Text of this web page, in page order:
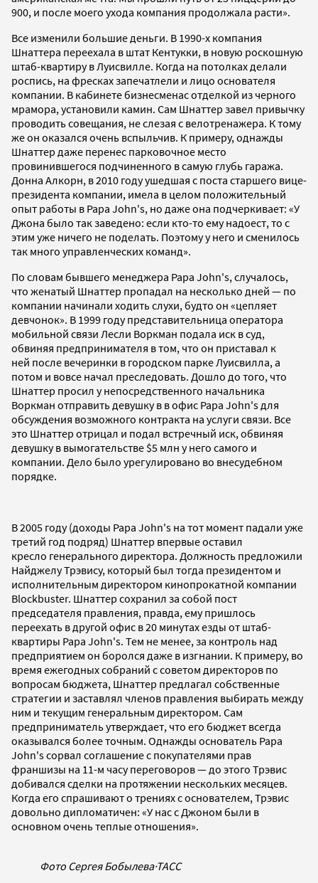
900, и после моего ухода компания продолжала расти».
Все изменили большие деньги. В 1990-х компания
Шнаттера переехала в штат Кентукки, в новую роскошную
штаб-квартиру в Луисвилле. Когда на потолках делали
роспись, на фресках запечатлели и лицо основателя
компании. В кабинете бизнесменас отделкой из черного
мрамора, установили камин. Сам Шнаттер завел привычку
проводить совещания, не слезая с велотренажера. К тому
же он оказался очень вспыльчив. К примеру, однажды
Шнаттер даже перенес парковочное место
провинившегося подчиненного в самую глубь гаража.
Донна Алкорн, в 2010 году ушедшая с поста старшего вице-
президента компании, имела в целом положительный
опыт работы в Papa John's, но даже она подчеркивает: «У
Джона было так заведено: если кто-то ему надоест, то с
этим уже ничего не поделать. Поэтому у него и сменилось
так много управленческих команд».
По словам бывшего менеджера Papa John's, случалось,
что женатый Шнаттер пропадал на несколько дней — по
компании начинали ходить слухи, будто он «цепляет
девчонок». В 1999 году представительница оператора
мобильной связи Лесли Воркман подала иск в суд,
обвиняя предпринимателя в том, что он приставал к
ней после вечеринки в городском парке Луисвилла, а
потом и вовсе начал преследовать. Дошло до того, что
Шнаттер просил у непосредственного начальника
Воркман отправить девушку в в офис Papa John's для
обсуждения возможного контракта на услуги связи. Все
это Шнаттер отрицал и подал встречный иск, обвиняя
девушку в вымогательстве $5 млн у него самого и
компании. Дело было урегулировано во внесудебном
порядке.
В 2005 году (доходы Papa John's на тот момент падали уже
третий год подряд) Шнаттер впервые оставил
кресло генерального директора. Должность предложили
Найджелу Трэвису, который был тогда президентом и
исполнительным директором кинопрокатной компании
Blockbuster. Шнаттер сохранил за собой пост
председателя правления, правда, ему пришлось
переехать в другой офис в 20 минутах езды от штаб-
квартиры Papa John's. Тем не менее, за контроль над
предприятием он боролся даже в изгнании. К примеру, во
время ежегодных собраний с советом директоров по
вопросам бюджета, Шнаттер предлагал собственные
стратегии и заставлял членов правления выбирать между
ним и текущим генеральным директором. Сам
предприниматель утверждает, что его бюджет всегда
оказывался более точным. Однажды основатель Papa
John's сорвал соглашение с покупателями прав
франшизы на 11-м часу переговоров — до этого Трэвис
добивался сделки на протяжении нескольких месяцев.
Когда его спрашивают о трениях с основателем, Трэвис
довольно дипломатичен: «У нас с Джоном были в
основном очень теплые отношения».
Фото Сергея Бобылева·ТАСС